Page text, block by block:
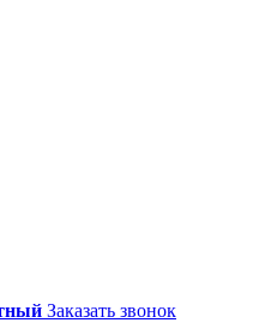
Заказать звонок